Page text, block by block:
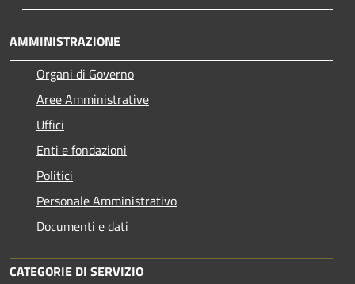
AMMINISTRAZIONE
Organi di Governo
Aree Amministrative
Uffici
Enti e fondazioni
Politici
Personale Amministrativo
Documenti e dati
CATEGORIE DI SERVIZIO